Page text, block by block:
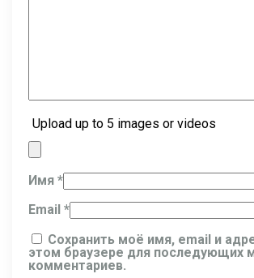
Upload up to 5 images or videos
Имя *
Email *
Сохранить моё имя, email и
этом браузере для последующих
комментариев.